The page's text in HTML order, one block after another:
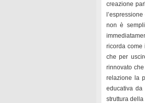
creazione
non è
ricorda come
che per
rinnovato
relazione la
educativa da
struttura